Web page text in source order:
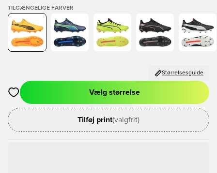
TILGÆNGELIGE FARVER
Størrelsesguide
Åbner en Modal til at logge ind eller tilmelde dig som medlem
Vælg størrelse
Tilføj print(valgfrit)